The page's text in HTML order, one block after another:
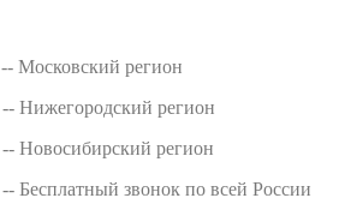
-- Московский регион
-- Нижегородский регион
-- Новосибирский регион
-- Бесплатный звонок по всей России